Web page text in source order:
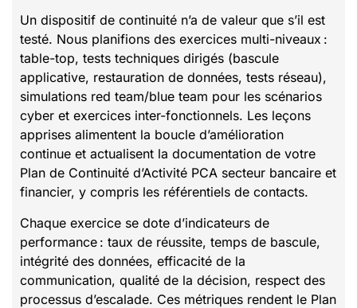
Un dispositif de continuité n’a de valeur que s’il est
testé. Nous planifions des exercices multi-niveaux :
table-top, tests techniques dirigés (bascule
applicative, restauration de données, tests réseau),
simulations red team/blue team pour les scénarios
cyber et exercices inter-fonctionnels. Les leçons
apprises alimentent la boucle d’amélioration
continue et actualisent la documentation de votre
Plan de Continuité d’Activité PCA secteur bancaire et
financier, y compris les référentiels de contacts.
Chaque exercice se dote d’indicateurs de
performance : taux de réussite, temps de bascule,
intégrité des données, efficacité de la
communication, qualité de la décision, respect des
processus d’escalade. Ces métriques rendent le Plan